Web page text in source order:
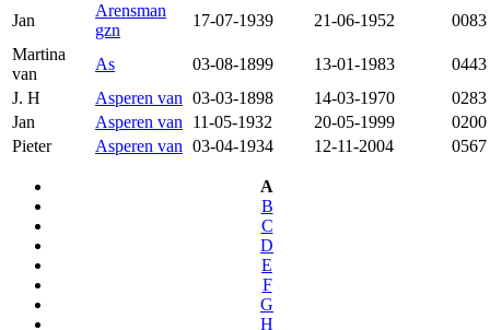
Jan
Arensman
gzn
17-07-1939 21-06-1952
0083
Martina
van
As 03-08-1899 13-01-1983
0443
J. H
Asperen van 03-03-1898 14-03-1970
0283
Jan
Asperen van 11-05-1932 20-05-1999
0200
Pieter
Asperen van 03-04-1934 12-11-2004 0567
A
B
C
D
E
F
G
H